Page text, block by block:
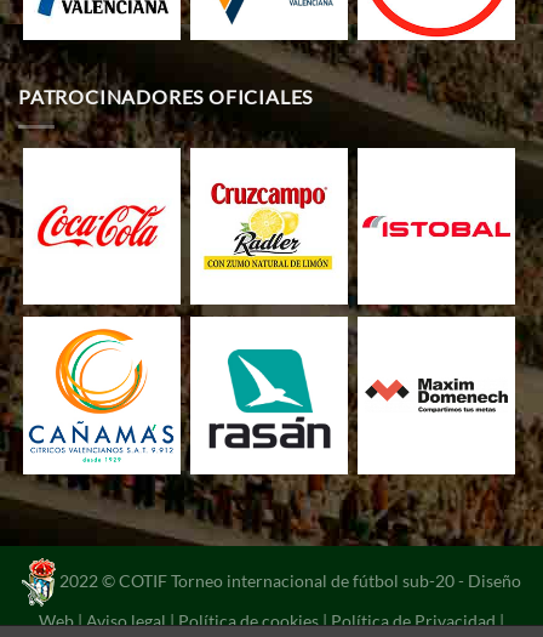
PATROCINADORES OFICIALES
2022 © COTIF Torneo internacional de fútbol sub-20 - Diseño
Web|Aviso legal|Política de cookies|Política de Privacidad|